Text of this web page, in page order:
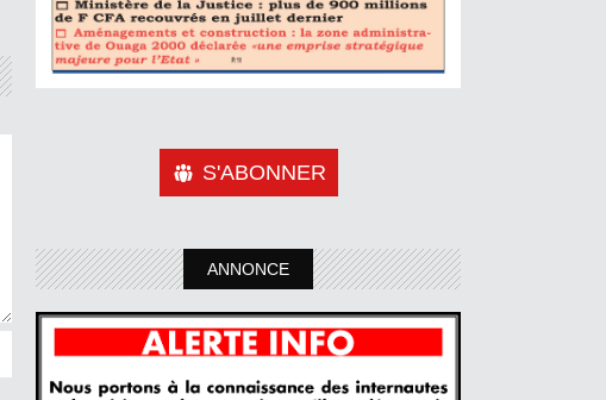
S'ABONNER
ANNONCE